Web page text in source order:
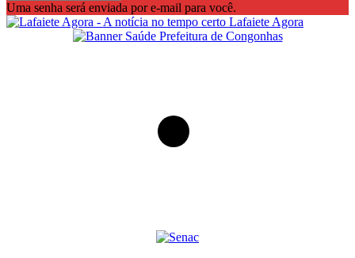
Uma senha será enviada por e-mail para você.
Lafaiete Agora